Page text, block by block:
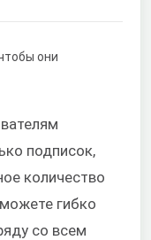
подписок,
количество
гибко
со всем